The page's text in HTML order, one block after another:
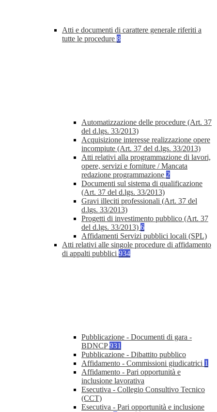
Atti e documenti di carattere generale riferiti a
tutte le procedure 8
Automatizzazione delle procedure (Art. 37
del d.lgs. 33/2013)
Acquisizione interesse realizzazione opere
incompiute (Art. 37 del d.lgs. 33/2013)
Atti relativi alla programmazione di lavori,
opere, servizi e forniture / Mancata
redazione programmazione 2
Documenti sul sistema di qualificazione
(Art. 37 del d.lgs. 33/2013)
Gravi illeciti professionali (Art. 37 del
d.lgs. 33/2013)
Progetti di investimento pubblico (Art. 37
del d.lgs. 33/2013) 6
Affidamenti Servizi pubblici locali (SPL)
Atti relativi alle singole procedure di affidamento
di appalti pubblici 934
Pubblicazione - Documenti di gara -
BDNCP931
Pubblicazione - Dibattito pubblico
Affidamento - Commissioni giudicatrici 1
Affidamento - Pari opportunità e
inclusione lavorativa
Esecutiva - Collegio Consultivo Tecnico
(CCT)
Esecutiva - Pari opportunità e inclusione